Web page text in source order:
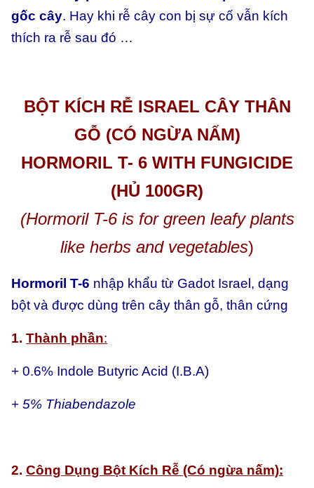
gốc cây. Hay khi rễ cây con bị sự cố vẫn kích
thích ra rễ sau đó …
BỘT KÍCH RỄ ISRAEL CÂY THÂN
GỖ (CÓ NGỪA NẤM)
HORMORIL T- 6 WITH FUNGICIDE
(HỦ 100GR)
(Hormoril T-6 is for green leafy plants
like herbs and vegetables)
Hormoril T-6 nhập khẩu từ Gadot Israel, dạng
bột và được dùng trên cây thân gỗ, thân cứng
1. Thành phần:
+ 0.6% Indole Butyric Acid (I.B.A)
+ 5% Thiabendazole
2. Công Dụng Bột Kích Rễ (Có ngừa nấm):